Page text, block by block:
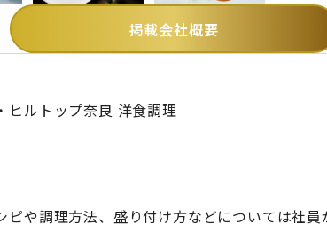
掲載会社概要
ヒルトップ奈良 洋食調理
ピや調理方法、盛り付け方などについては社